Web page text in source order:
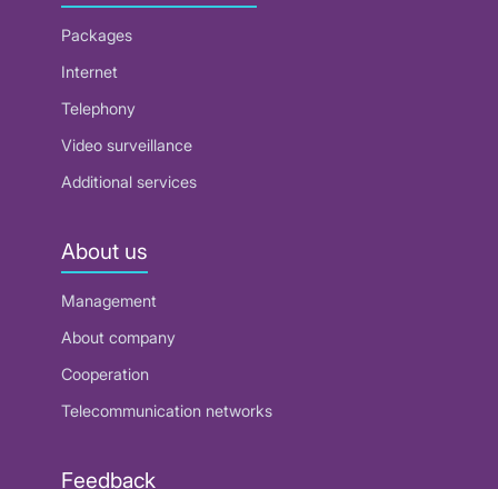
Packages
Internet
Telephony
Video surveillance
Additional services
About us
Management
About company
Cooperation
Telecommunication networks
Feedback